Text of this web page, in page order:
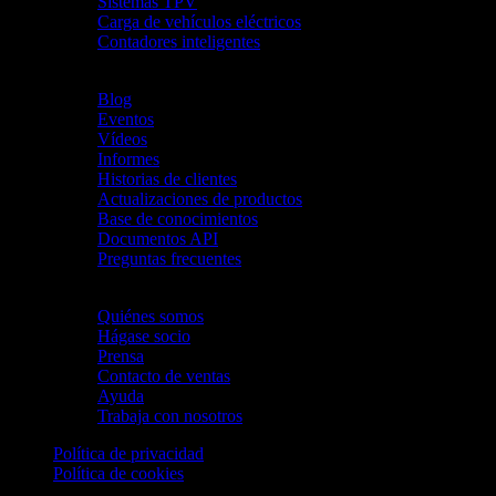
Carga de vehículos eléctricos
Contadores inteligentes
Blog
Eventos
Vídeos
Informes
Historias de clientes
Actualizaciones de productos
Base de conocimientos
Documentos API
Preguntas frecuentes
Quiénes somos
Hágase socio
Prensa
Contacto de ventas
Ayuda
Trabaja con nosotros
Política de privacidad
Política de cookies